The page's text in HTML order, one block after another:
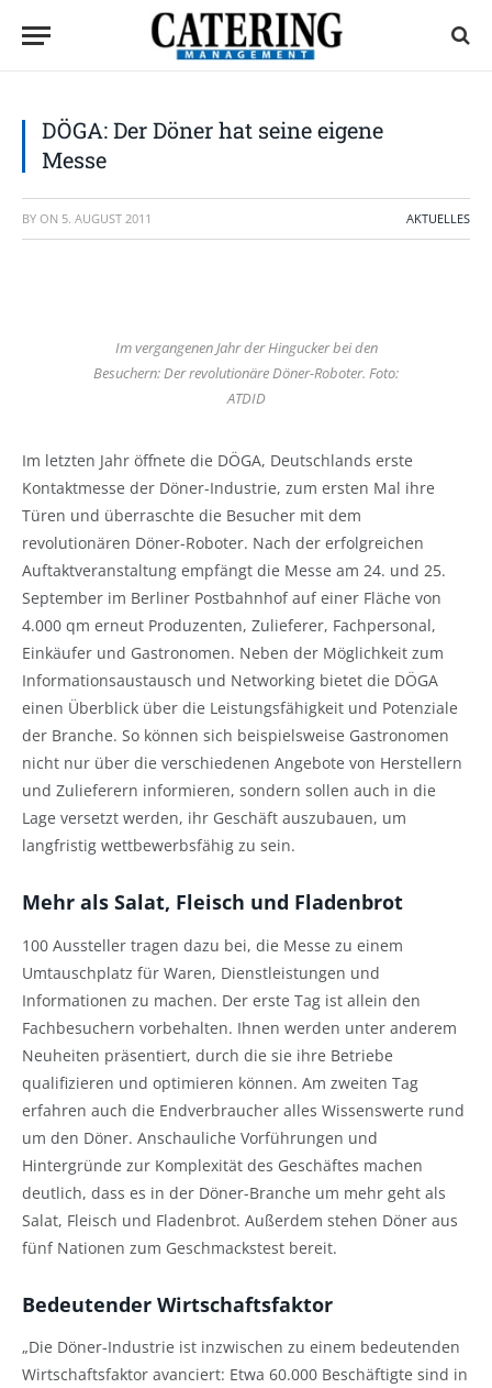
DÖGA: Der Döner hat seine eigene
Messe
BY ON 5. AUGUST 2011 AKTUELLES
Im vergangenen Jahr der Hingucker bei den
Besuchern: Der revolutionäre Döner-Roboter. Foto:
ATDID
Im letzten Jahr öffnete die DÖGA, Deutschlands erste
Kontaktmesse der Döner-Industrie, zum ersten Mal ihre
Türen und überraschte die Besucher mit dem
revolutionären Döner-Roboter. Nach der erfolgreichen
Auftaktveranstaltung empfängt die Messe am 24. und 25.
September im Berliner Postbahnhof auf einer Fläche von
4.000 qm erneut Produzenten, Zulieferer, Fachpersonal,
Einkäufer und Gastronomen. Neben der Möglichkeit zum
Informationsaustausch und Networking bietet die DÖGA
einen Überblick über die Leistungsfähigkeit und Potenziale
der Branche. So können sich beispielsweise Gastronomen
nicht nur über die verschiedenen Angebote von Herstellern
und Zulieferern informieren, sondern sollen auch in die
Lage versetzt werden, ihr Geschäft auszubauen, um
langfristig wettbewerbsfähig zu sein.
Mehr als Salat, Fleisch und Fladenbrot
100 Aussteller tragen dazu bei, die Messe zu einem
Umtauschplatz für Waren, Dienstleistungen und
Informationen zu machen. Der erste Tag ist allein den
Fachbesuchern vorbehalten. Ihnen werden unter anderem
Neuheiten präsentiert, durch die sie ihre Betriebe
qualifizieren und optimieren können. Am zweiten Tag
erfahren auch die Endverbraucher alles Wissenswerte rund
um den Döner. Anschauliche Vorführungen und
Hintergründe zur Komplexität des Geschäftes machen
deutlich, dass es in der Döner-Branche um mehr geht als
Salat, Fleisch und Fladenbrot. Außerdem stehen Döner aus
fünf Nationen zum Geschmackstest bereit.
Bedeutender Wirtschaftsfaktor
„Die Döner-Industrie ist inzwischen zu einem bedeutenden
Wirtschaftsfaktor avanciert: Etwa 60.000 Beschäftigte sind in